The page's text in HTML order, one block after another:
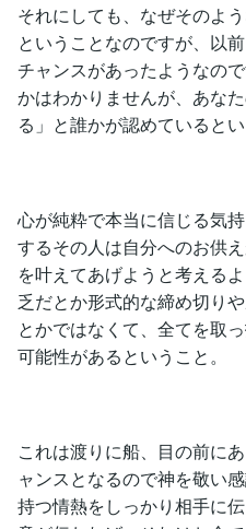
それにしても、なぜそのよ
ということなのですが、以
チャンスがあったようなの
かはわかりませんが、あな
る」と誰かが認めているとい
心が純粋で本当に信じる気
するその人は自分へのお供
を叶えてあげようと考える
乏だとか形式的な締め切り
とかではなくて、全てを取
可能性があるということ。
これは渡りに船、目の前に
ャンスとなるので神を敬い
持つ情熱をしっかり相手に